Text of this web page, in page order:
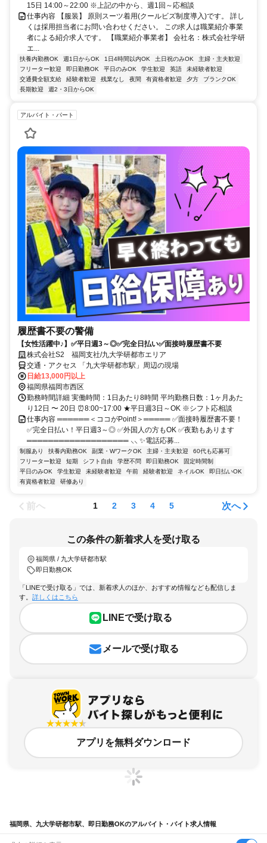
15日 14:00～22:00 ※上記の中から、週1回～応相談
仕事内容 【服装】 原則スーツ着用(クールビズ制度導入)です。 詳し
くは採用担当者にお問い合わせください。 この求人は職業紹介事業
者による紹介求人です。 【職業紹介事業者】 会社名：株式会社学研
エ...
扶養内勤務OK 週1日からOK 1日4時間以内OK 土日祝のみOK
主婦・主夫歓迎
フリーター歓迎
即日勤務OK 平日のみOK 学生歓迎 英語
未経験者歓迎
交通費全額支給
経験者歓迎 残業なし 夜間 有資格者歓迎 夕方
ブランクOK
長期歓迎
週2・3日からOK
アルバイト・パート
履歴書不要の警備
【女性活躍中♪】✅平日週3～◎✅完全日払い✅面接時履歴書不要
株式会社S2 福岡支社/九大学研都市エリア
交通・アクセス 「九大学研都市駅」周辺の現場
日給13,000円以上
福岡県福岡市西区
勤務時間詳細 実働時間：1日あたり8時間 平均勤務日数：1ヶ月あた
り12日 〜 20日 ⏰8:00~17:00 ★平日週3日～OK ※シフト応相談
仕事内容 ══════＜ココがPoint!＞═════ ✅面接時履歴書不要！
✅完全日払い！平日週3～◎ ✅外国人の方もOK ✅夜勤もあります
═══════════════════ ⸜⸜ ✨電話応募...
制服あり 扶養内勤務OK 副業・WワークOK 主婦・主夫歓迎
60代も応募可
フリーター歓迎
短期 シフト自由 学歴不問 即日勤務OK
固定時間制
平日のみOK
学生歓迎 未経験者歓迎 午前 経験者歓迎 ネイルOK
即日払いOK
有資格者歓迎
研修あり
前へ 1 2 3 4 5 次へ
この条件の新着求人を受け取る
福岡県 / 九大学研都市駅
即日勤務OK
「LINEで受け取る」では、新着求人のほか、おすすめ情報なども配信しま
す。 詳しくはこちら
LINEで受け取る
メールで受け取る
アプリを無料ダウンロード
福岡県、九大学研都市駅、即日勤務OKのアルバイト・バイト求人情報